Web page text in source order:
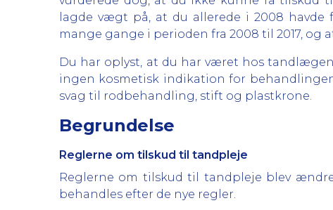
lagde vægt på, at du allerede i 2008
mange gange i perioden fra 2008 til 2017,
Du har oplyst, at du har været hos
ingen kosmetisk indikation for
svag til rodbehandling, stift og plastkrone.
Begrundelse
Reglerne om tilskud til tandpleje
Reglerne om tilskud til tandpleje blev
behandles efter de nye regler.